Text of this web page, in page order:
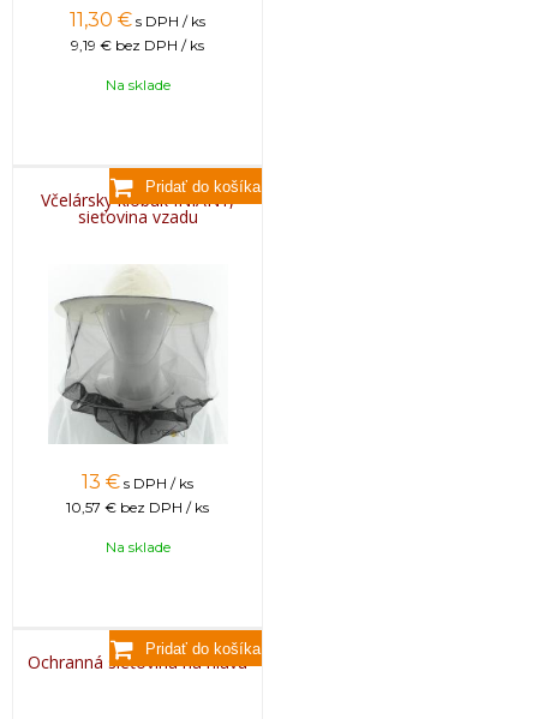
11,30 € s DPH / ks
9,19 € bez DPH / ks
Na sklade
Včelársky klobúk INIANY,
sieťovina vzadu
13 € s DPH / ks
10,57 € bez DPH / ks
Na sklade
Ochranná sieťovina na hlavu